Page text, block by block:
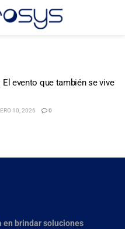
El evento que también se vive
10, 2026 0
en brindar soluciones